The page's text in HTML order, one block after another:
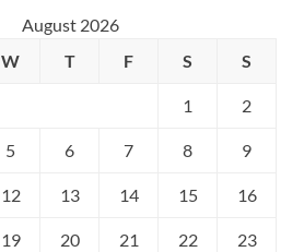
August 2026
W T F S S
1 2
5 6 7 8 9
12 13 14 15 16
19 20 21 22 23